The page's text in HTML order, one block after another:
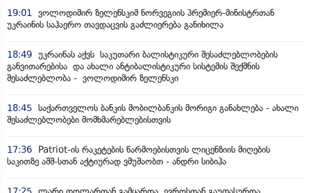
19:01 ვოლოდიმირ ზელენსკიმ ნორვეგიის პრემიერ-მინისტრთან
უკრაინის საჰაერო თავდაცვის გაძლიერება განიხილა
18:49 უკრაინას აქვს საკუთარი ბალისტიკური შესაძლებლობების
განვითარებისა და ახალი ანტიბალისტიკური სისტემის შექმნის
შესაძლებლობა - ვოლოდიმირ ზელენსკი
18:45 საქართველოს ბანკის მობილბანკის მორიგი განახლება - ახალი
შესაძლებლობები მომხმარებლებისთვის
17:36
Patriot-ის რაკეტების წარმოებისთვის ლიცენზიის მიღების
საკითზე აშშ-სთან აქტიურად ვმუშაობთ - ანდრი სიბიჰა